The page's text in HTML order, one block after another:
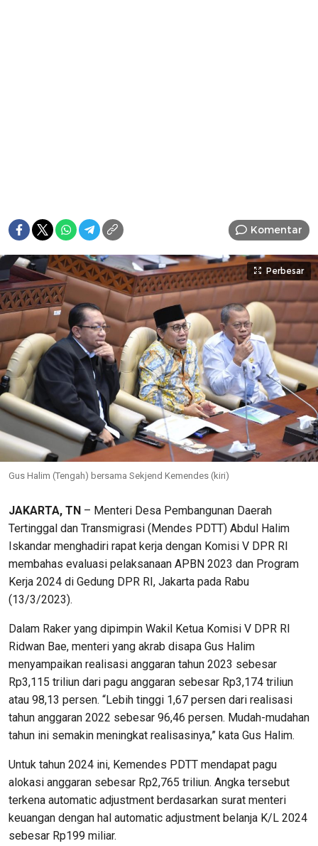
Komentar
Perbesar
Gus Halim (Tengah) bersama Sekjend Kemendes (kiri)
JAKARTA, TN – Menteri Desa Pembangunan Daerah
Tertinggal dan Transmigrasi (Mendes PDTT) Abdul Halim
Iskandar menghadiri rapat kerja dengan Komisi V DPR RI
membahas evaluasi pelaksanaan APBN 2023 dan Program
Kerja 2024 di Gedung DPR RI, Jakarta pada Rabu
(13/3/2023).
Dalam Raker yang dipimpin Wakil Ketua Komisi V DPR RI
Ridwan Bae, menteri yang akrab disapa Gus Halim
menyampaikan realisasi anggaran tahun 2023 sebesar
Rp3,115 triliun dari pagu anggaran sebesar Rp3,174 triliun
atau 98,13 persen. “Lebih tinggi 1,67 persen dari realisasi
tahun anggaran 2022 sebesar 96,46 persen. Mudah-mudahan
tahun ini semakin meningkat realisasinya,” kata Gus Halim.
Untuk tahun 2024 ini, Kemendes PDTT mendapat pagu
alokasi anggaran sebesar Rp2,765 triliun. Angka tersebut
terkena automatic adjustment berdasarkan surat menteri
keuangan dengan hal automatic adjustment belanja K/L 2024
sebesar Rp199 miliar.